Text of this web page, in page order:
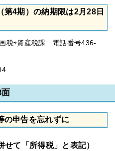
第4期）の納期限は2月28日
画税⇨資産税課 電話番号436-
面
の申告を忘れずに
て「所得税」と表記）